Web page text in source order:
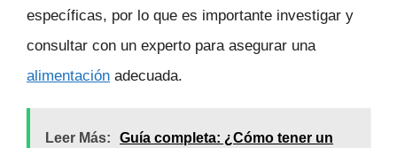
específicas, por lo que es importante investigar y
consultar con un experto para asegurar una
alimentación adecuada.
Leer Más:
Guía completa: ¿Cómo tener un